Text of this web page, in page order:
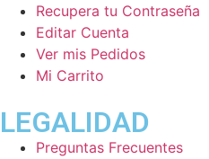
Recupera tu Contraseña
Editar Cuenta
Ver mis Pedidos
Mi Carrito
LEGALIDAD
Preguntas Frecuentes